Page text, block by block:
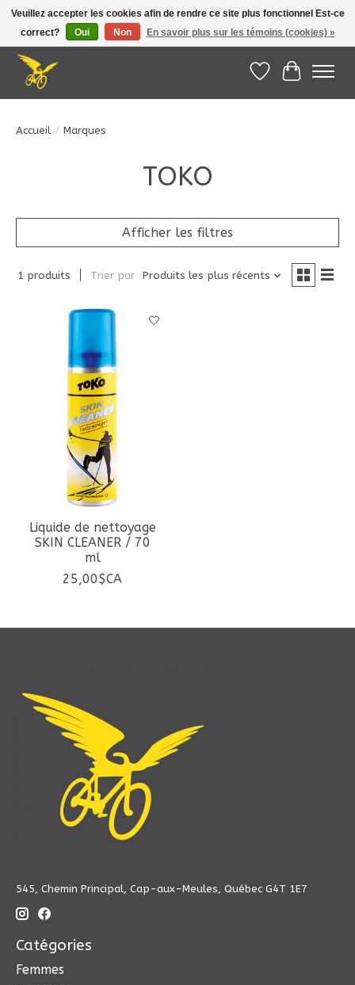
Le Pédalier | Îles de la Madeleine |info@lepedalier.com| 1-418-986-2965
Liste dePanier
Accueil / Marques
TOKO
Afficher les filtres
1 produits Trier par Produits les plus récents
Liquide de nettoyage
SKIN CLEANER / 70
ml
25,00$CA
545, Chemin Principal, Cap-aux-Meules, Québec G4T 1E7
Catégories
Femmes
Veuillez accepter les cookies afin de rendre ce site plus fonctionnel Est-ce
correct?
Oui Non En savoir plus sur les témoins (cookies) »